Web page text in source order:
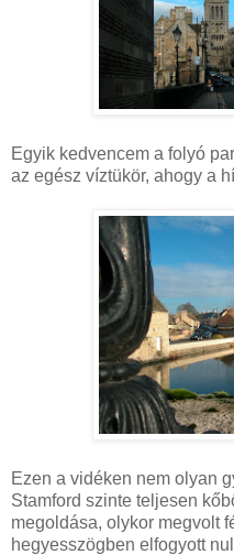
Egyik kedvencem a folyó
az egész víztükör, ahogy a
Ezen a vidéken nem olyan
Stamford szinte teljesen
megoldása, olykor megvolt
hegyesszögben elfogyott